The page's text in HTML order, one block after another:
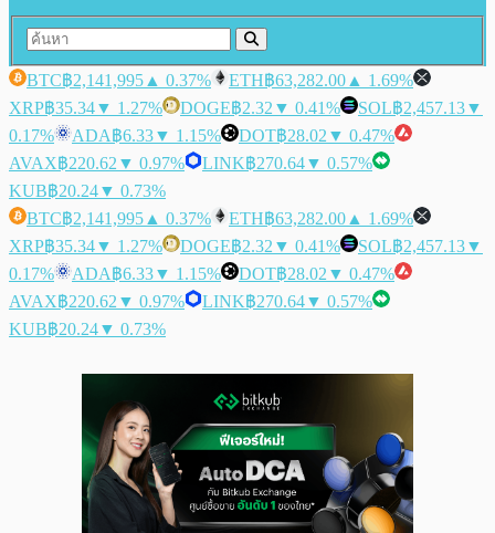
BTC฿2,141,995 ▲ 0.37% ETH฿63,282.00 ▲ 1.69%
XRP฿35.34▼ 1.27% DOGE฿2.32 ▼ 0.41% SOL฿2,457.13▼
0.17%
ADA฿6.33▼ 1.15% DOT฿28.02 ▼ 0.47%
AVAX฿220.62 ▼ 0.97% LINK฿270.64▼ 0.57%
KUB฿20.24▼ 0.73%
BTC฿2,141,995 ▲ 0.37% ETH฿63,282.00 ▲ 1.69%
XRP฿35.34▼ 1.27% DOGE฿2.32 ▼ 0.41% SOL฿2,457.13▼
0.17%
ADA฿6.33▼ 1.15% DOT฿28.02 ▼ 0.47%
AVAX฿220.62 ▼ 0.97% LINK฿270.64▼ 0.57%
KUB฿20.24▼ 0.73%